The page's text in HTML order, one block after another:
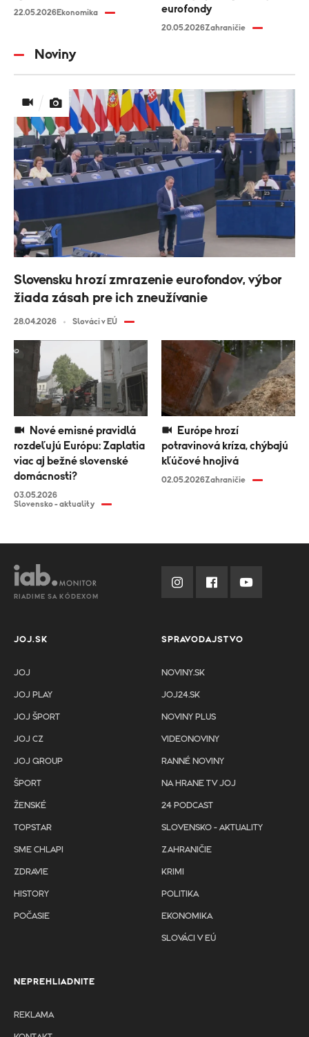
22.05.2026Ekonomika
eurofondy
20.05.2026Zahraničie
Noviny
rozdeľujú Európu: Zaplatia
viac aj bežné slovenské
domácnosti?
03.05.2026
Slovensko - aktuality
potravinová kríza, chýbajú
kľúčové hnojivá
02.05.2026Zahraničie
Slovensku hrozí zmrazenie eurofondov, výbor
žiada zásah pre ich zneužívanie
28.04.2026 Slováci v EÚ
RIADIME SA KÓDEXOM
JOJ.SK
JOJ
JOJ PLAY
JOJ ŠPORT
JOJ CZ
JOJ GROUP
ŠPORT
ŽENSKÉ
TOPSTAR
SME CHLAPI
ZDRAVIE
HISTORY
POČASIE
SPRAVODAJSTVO
NOVINY.SK
JOJ24.SK
NOVINY PLUS
VIDEONOVINY
RANNÉ NOVINY
NA HRANE TV JOJ
24 PODCAST
SLOVENSKO - AKTUALITY
ZAHRANIČIE
KRIMI
POLITIKA
EKONOMIKA
SLOVÁCI V EÚ
NEPREHLIADNITE
REKLAMA